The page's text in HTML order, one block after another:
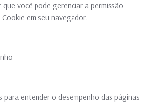
que você pode gerenciar a permissão
em seu navegador.
para entender o desempenho das páginas